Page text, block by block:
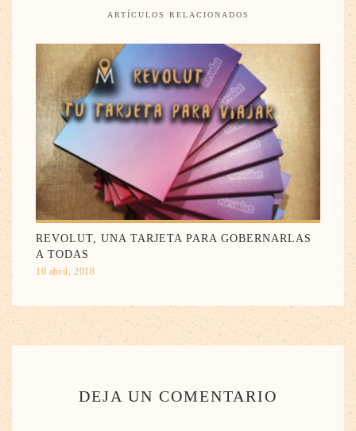
ARTÍCULOS RELACIONADOS
REVOLUT, UNA TARJETA PARA GOBERNARLAS
A TODAS
10 abril, 2018
DEJA UN COMENTARIO